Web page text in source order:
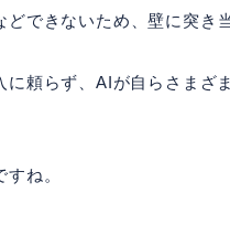
できないため、壁に突き
頼らず、AIが自らさまざ
ね。